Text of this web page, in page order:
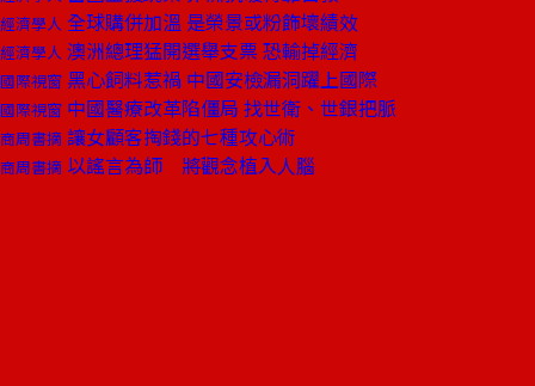
經濟學人 全球購併加溫 是榮景或粉飾壞績效
經濟學人 澳洲總理猛開選舉支票 恐輸掉經濟
國際視窗 黑心飼料惹禍 中國安檢漏洞躍上國際
國際視窗 中國醫療改革陷僵局 找世衛、世銀把脈
商周書摘 讓女顧客掏錢的七種攻心術
商周書摘 以謠言為師 將觀念植入人腦